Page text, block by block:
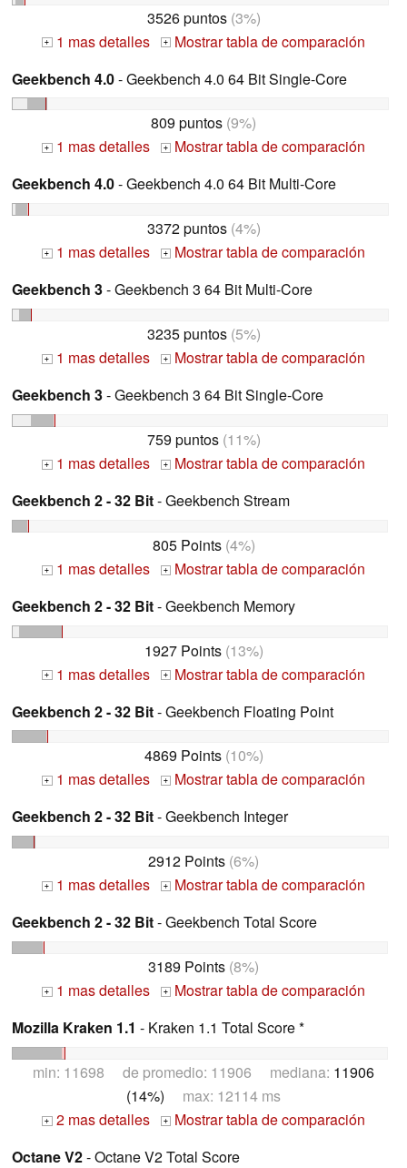
3526 puntos(3%)
+ 1 mas detalles +
Mostrar tabla de comparación
Geekbench 4.0- Geekbench 4.0 64 Bit Single-Core
809 puntos (9%)
+ 1 mas detalles +
Mostrar tabla de comparación
Geekbench 4.0- Geekbench 4.0 64 Bit Multi-Core
3372 puntos(4%)
+ 1 mas detalles +
Mostrar tabla de comparación
Geekbench 3- Geekbench 3 64 Bit Multi-Core
3235 puntos(5%)
+ 1 mas detalles +
Mostrar tabla de comparación
Geekbench 3- Geekbench 3 64 Bit Single-Core
759 puntos(11%)
+ 1 mas detalles +
Mostrar tabla de comparación
Geekbench 2 - 32 Bit- Geekbench Stream
805 Points(4%)
+ 1 mas detalles +
Mostrar tabla de comparación
Geekbench 2 - 32 Bit- Geekbench Memory
1927 Points(13%)
+ 1 mas detalles +
Mostrar tabla de comparación
Geekbench 2 - 32 Bit- Geekbench Floating Point
4869 Points(10%)
+ 1 mas detalles +
Mostrar tabla de comparación
Geekbench 2 - 32 Bit- Geekbench Integer
2912 Points (6%)
+ 1 mas detalles +
Mostrar tabla de comparación
Geekbench 2 - 32 Bit- Geekbench Total Score
3189 Points (8%)
+ 1 mas detalles +
Mostrar tabla de comparación
Mozilla Kraken 1.1 - Kraken 1.1 Total Score *
min: 11698 de promedio: 11906 mediana: 11906
(14%) max: 12114 ms
+ 2 mas detalles +
Mostrar tabla de comparación
Octane V2- Octane V2 Total Score